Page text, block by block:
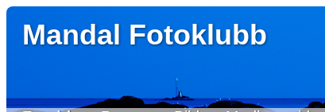
Mandal Fotoklubb